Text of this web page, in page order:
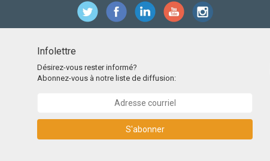
Infolettre
Désirez-vous rester informé?
Abonnez-vous à notre liste de diffusion:
S'abonner